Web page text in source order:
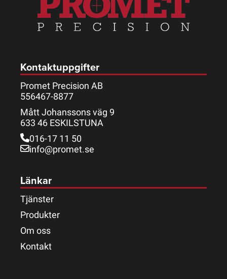
Kontaktuppgifter
Promet Precision AB
556467-8877
Mått Johanssons väg 9
633 46 ESKILSTUNA
016-17 11 50
info@promet.se
Länkar
Tjänster
Produkter
Om oss
Kontakt